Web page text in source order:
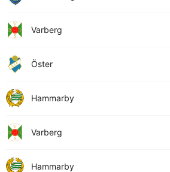
Varberg
Öster
Hammarby
Varberg
Hammarby